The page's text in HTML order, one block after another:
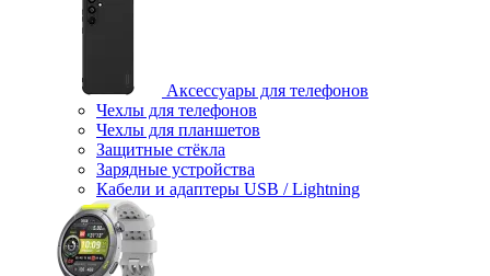
Аксессуары для телефонов
Чехлы для телефонов
Чехлы для планшетов
Защитные стёкла
Зарядные устройства
Кабели и адаптеры USB / Lightning